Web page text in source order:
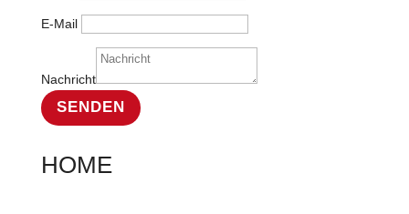
E-Mail
Nachricht
SENDEN
HOME